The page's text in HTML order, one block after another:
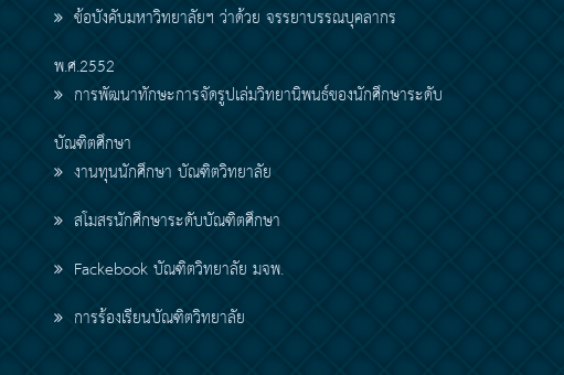
ข้อบังคับมหาวิทยาลัยฯ ว่าด้วย จรรยาบรรณบุคลากร
พ.ศ.2552
การพัฒนาทักษะการจัดรูปเล่มวิทยานิพนธ์ของนักศึกษาระดับ
บัณฑิตศึกษา
งานทุนนักศึกษา บัณฑิตวิทยาลัย
สโมสรนักศึกษาระดับบัณฑิตศึกษา
Fackebook บัณฑิตวิทยาลัย มจพ.
การร้องเรียนบัณฑิตวิทยาลัย